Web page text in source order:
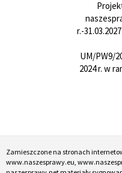
r.-
UM/PW9/
2024 r. w
Zamieszczone na stronach
www.naszesprawy.eu,